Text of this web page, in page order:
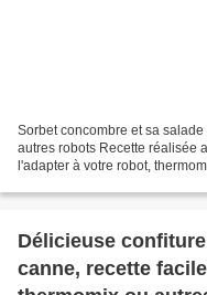
Sorbet concombre et sa
autres robots Recette réalisée
l'adapter à votre robot,
Délicieuse
canne, recette